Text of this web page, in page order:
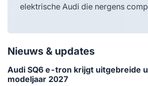
elektrische Audi die nergens
Nieuws & updates
Audi SQ6 e-tron krijgt uitgebreide
modeljaar 2027